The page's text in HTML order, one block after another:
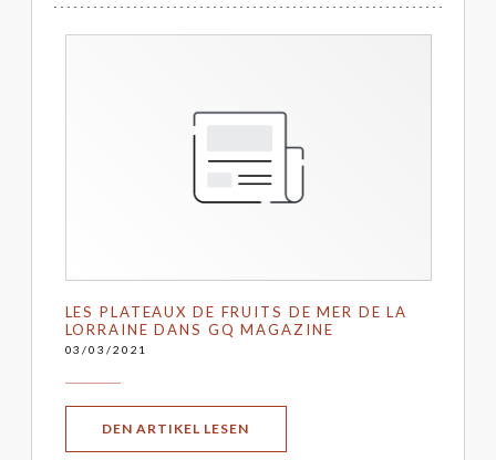
LES PLATEAUX DE FRUITS DE MER DE LA
LORRAINE DANS GQ MAGAZINE
03/03/2021
DEN ARTIKEL LESEN